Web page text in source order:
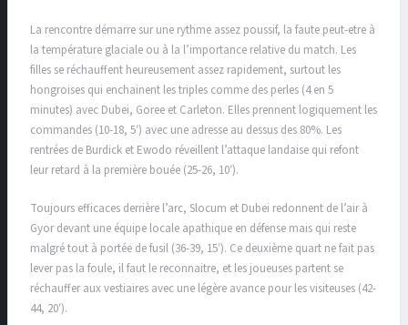
La rencontre démarre sur une rythme assez poussif, la faute peut-etre à
la température glaciale ou à la l’importance relative du match. Les
filles se réchauffent heureusement assez rapidement, surtout les
hongroises qui enchainent les triples comme des perles (4 en 5
minutes) avec Dubei, Goree et Carleton. Elles prennent logiquement les
commandes (10-18, 5′) avec une adresse au dessus des 80%. Les
rentrées de Burdick et Ewodo réveillent l’attaque landaise qui refont
leur retard à la première bouée (25-26, 10′).
Toujours efficaces derrière l’arc, Slocum et Dubei redonnent de l’air à
Gyor devant une équipe locale apathique en défense mais qui reste
malgré tout à portée de fusil (36-39, 15′). Ce deuxième quart ne fait pas
lever pas la foule, il faut le reconnaitre, et les joueuses partent se
réchauffer aux vestiaires avec une légère avance pour les visiteuses (42-
44, 20′).